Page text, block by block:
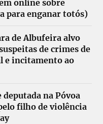
online sobre
para enganar totós)
de Albufeira alvo
de crimes de
e incitamento ao
deputada na Póvoa
filho de violência